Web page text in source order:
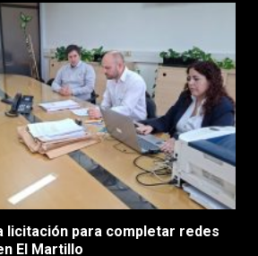
licitación para completar redes
El Martillo